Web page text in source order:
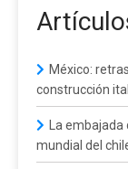
México:
construcción
La
mundial del